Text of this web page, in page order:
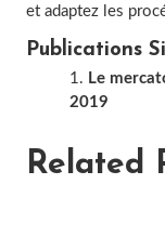
et adaptez les
Publications
Le
2019
Related